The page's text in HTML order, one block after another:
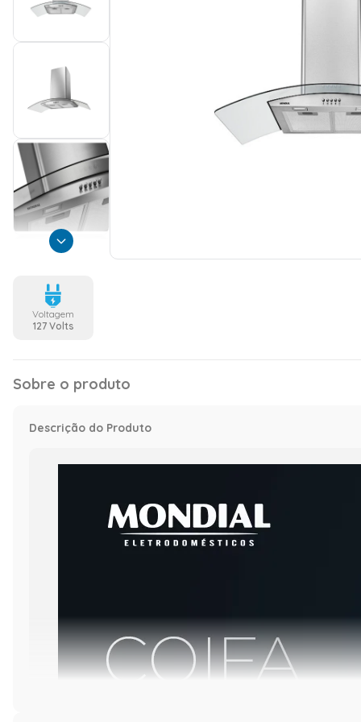
Voltagem
127 Volts
Sobre o produto
Descrição do Produto